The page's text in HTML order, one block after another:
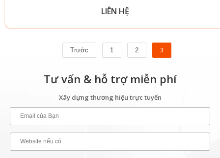
LIÊN HỆ
Trước 1 2 3
Tư vấn & hỗ trợ miễn phí
Xây dựng thương hiệu trực tuyến